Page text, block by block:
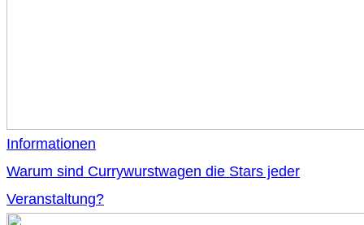
Informationen
Warum sind Currywurstwagen die Stars jeder
Veranstaltung?